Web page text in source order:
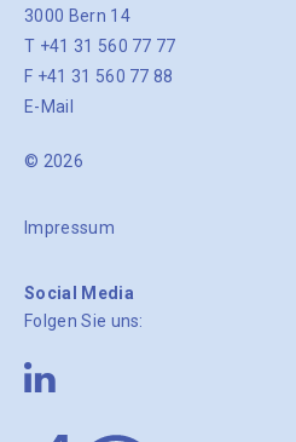
3000 Bern 14
T +41 31 560 77 77
F +41 31 560 77 88
E-Mail
© 2026
Impressum
Social Media
Folgen Sie uns: